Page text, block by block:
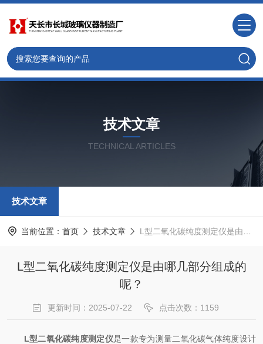
技术文章
TECHNICAL ARTICLES
技术文章
当前位置： 首页 技术文章 L型二氧化碳纯度测定仪是由哪几部分组成的呢？
L型二氧化碳纯度测定仪是由哪几部分组成的
呢？
更新时间：2025-07-22 点击次数：1159
L型二氧化碳纯度测定仪是一款专为测量二氧化碳气体纯度设计